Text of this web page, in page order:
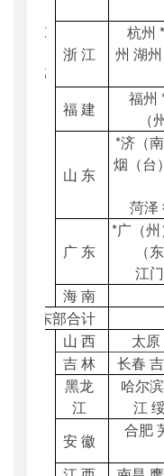
东
部
浙江
杭州
州 湖
福 建
福州
山 东
*济（
烟（台
菏泽
广 东
*广（
（
江
海南
东部合计
山 西 太
吉林 长春
黑龙
江
哈尔
江
安徽
合肥